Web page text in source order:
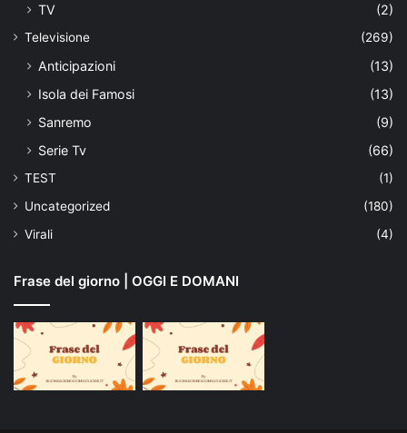
TV
(2)
Televisione (269)
Anticipazioni
(13)
Isola dei Famosi
(13)
Sanremo
(9)
Serie Tv
(66)
TEST
(1)
Uncategorized
(180)
Virali
(4)
Frase del giorno | OGGI E DOMANI